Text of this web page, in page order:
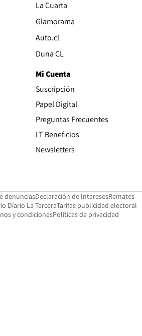
La Cuarta
Glamorama
Auto.clOpens in new window
Duna CLOpens in new window
new window
in new window
Mi Cuenta
Suscripción
Papel DigitalOpens in new
Preguntas Frecuentes
LT Beneficios
Newsletters
denunciasOpens in new window
Declaración de InteresesOpens in
Remates
in new window
Diario La TerceraOpens in new window
Tarifas publicidad electoral
in new window
y condicionesPolíticas de privacidad